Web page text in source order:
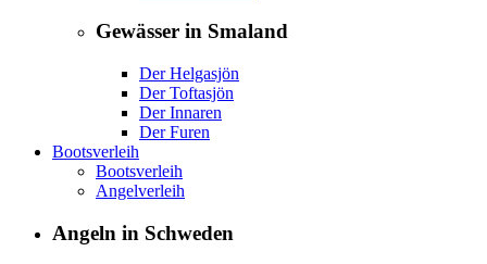
Gewässer in Smaland
Der Helgasjön
Der Toftasjön
Der Innaren
Der Furen
Bootsverleih
Bootsverleih
Angelverleih
Angeln in Schweden